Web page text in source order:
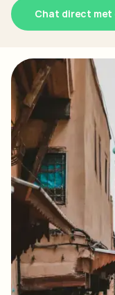
Chat direct met